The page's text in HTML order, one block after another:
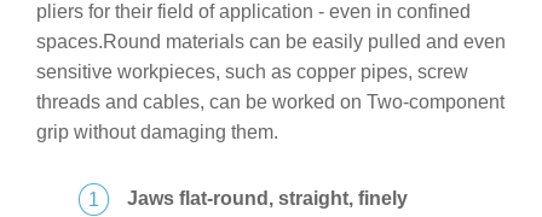
pliers for their field of application - even in confined
spaces.Round materials can be easily pulled and even
sensitive workpieces, such as copper pipes, screw
threads and cables, can be worked on Two-component
grip without damaging them.
Jaws flat-round, straight, finely